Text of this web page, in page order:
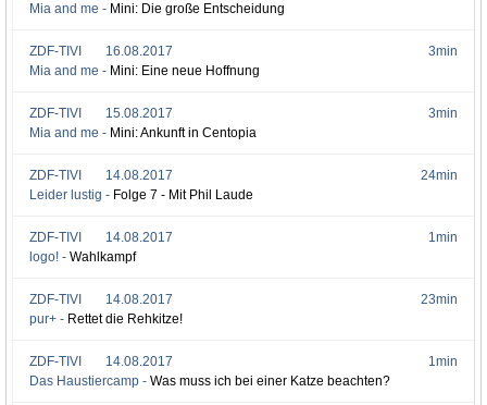
Mia and me - Mini: Die große Entscheidung
3min
ZDF-TIVI
16.08.2017
Mia and me - Mini: Eine neue Hoffnung
3min
ZDF-TIVI
15.08.2017
Mia and me - Mini: Ankunft in Centopia
24min
ZDF-TIVI
14.08.2017
Leider lustig - Folge 7 - Mit Phil Laude
1min
ZDF-TIVI
14.08.2017
logo! - Wahlkampf
23min
ZDF-TIVI
14.08.2017
pur+ - Rettet die Rehkitze!
1min
ZDF-TIVI
14.08.2017
Das Haustiercamp - Was muss ich bei einer Katze beachten?